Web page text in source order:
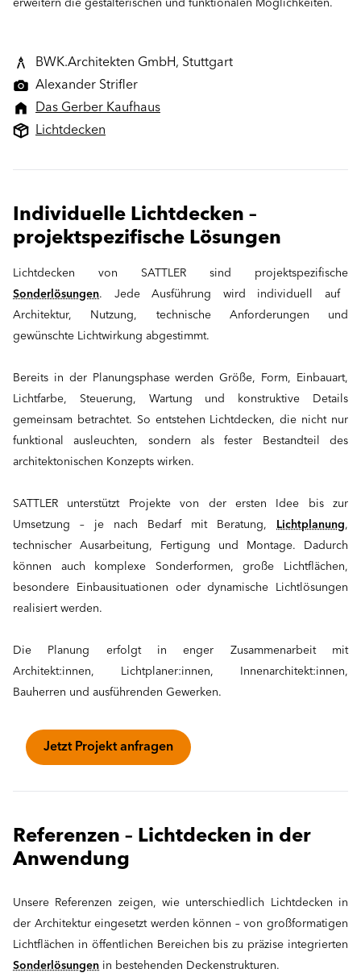
erweitern die gestalterischen und funktionalen Möglichkeiten.
BWK.Architekten GmbH, Stuttgart
Alexander Strifler
Das Gerber Kaufhaus
Lichtdecken
Individuelle Lichtdecken –
projektspezifische Lösungen
Lichtdecken von SATTLER sind projektspezifische
Sonderlösungen. Jede Ausführung wird individuell auf
Architektur, Nutzung, technische Anforderungen und
gewünschte Lichtwirkung abgestimmt.
Bereits in der Planungsphase werden Größe, Form, Einbauart,
Lichtfarbe, Steuerung, Wartung und konstruktive Details
gemeinsam betrachtet. So entstehen Lichtdecken, die nicht nur
funktional ausleuchten, sondern als fester Bestandteil des
architektonischen Konzepts wirken.
SATTLER unterstützt Projekte von der ersten Idee bis zur
Umsetzung – je nach Bedarf mit Beratung,
Lichtplanung,
technischer Ausarbeitung, Fertigung und Montage. Dadurch
können auch komplexe Sonderformen, große Lichtflächen,
besondere Einbausituationen oder dynamische Lichtlösungen
realisiert werden.
Die Planung erfolgt in enger Zusammenarbeit mit
Architekt:innen, Lichtplaner:innen, Innenarchitekt:innen,
Bauherren und ausführenden Gewerken.
Jetzt Projekt anfragen
Referenzen – Lichtdecken in der
Anwendung
Unsere Referenzen zeigen, wie unterschiedlich Lichtdecken in
der Architektur eingesetzt werden können – von großformatigen
Lichtflächen in öffentlichen Bereichen bis zu präzise integrierten
Sonderlösungen in bestehenden Deckenstrukturen.